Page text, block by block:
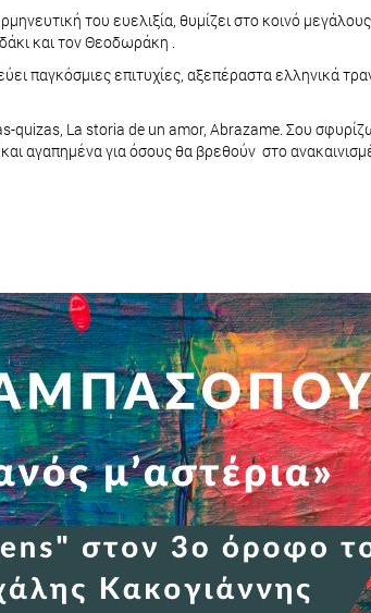
του ευελιξία, θυμίζει στο κοινό
και τον Θεοδωράκη .
επιτυχίες, αξεπέραστα ελληνικά
La storia de un amor, Abrazame. Σου
αγαπημένα για όσους θα βρεθούν στο